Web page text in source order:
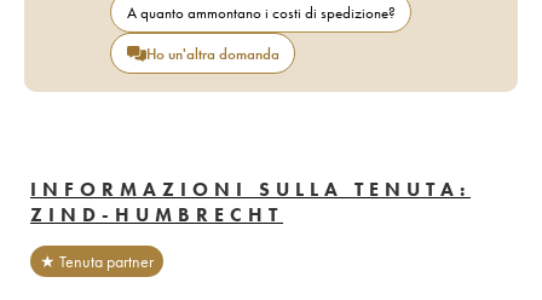
A quanto ammontano i costi di spedizione?
Ho un'altra domanda
INFORMAZIONI SULLA TENUTA:
ZIND-HUMBRECHT
★ Tenuta partner